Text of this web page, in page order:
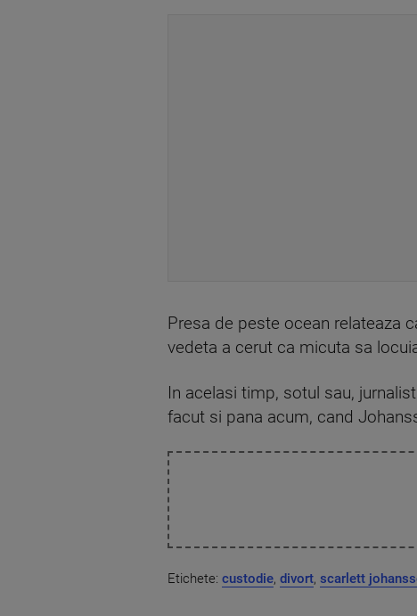
Presa de peste ocean relateaza
vedeta a cerut ca micuta sa
In acelasi timp, sotul sau,
facut si pana acum, cand
Etichete: custodie, divort, scarlett